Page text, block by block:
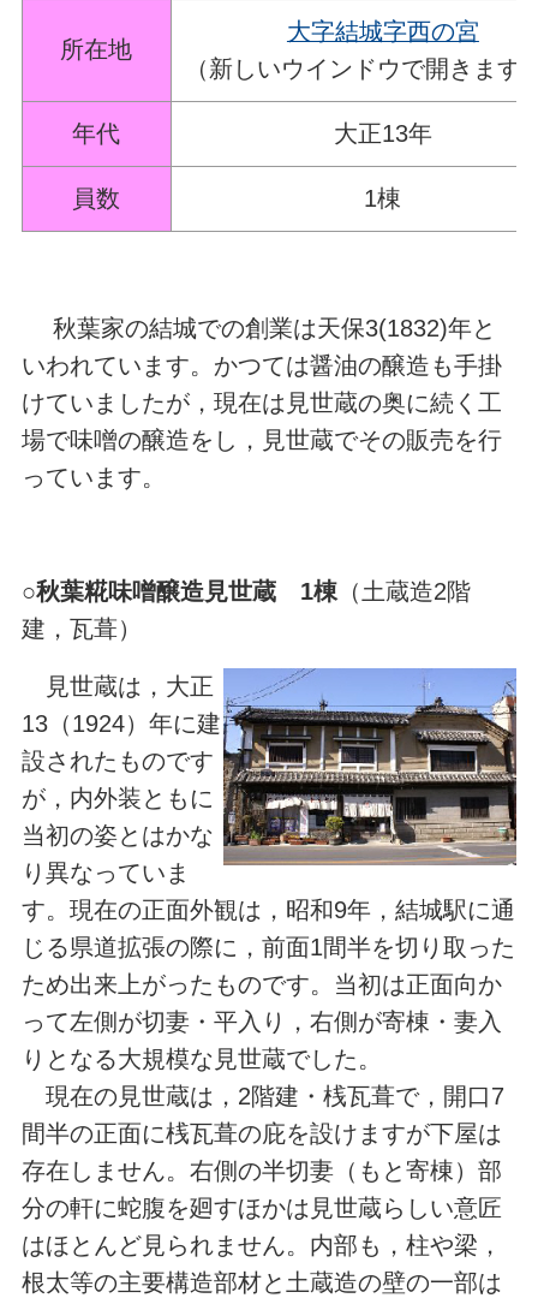
所在地
大字結城字西の宮
（新しいウインドウで開きます
年代 大正13年
員数 1棟
秋葉家の結城での創業は天保3(1832)年と
いわれています。かつては醤油の醸造も手掛
けていましたが，現在は見世蔵の奥に続く工
場で味噌の醸造をし，見世蔵でその販売を行
っています。
○秋葉糀味噌醸造見世蔵 1棟（土蔵造2階
建，瓦葺）
見世蔵は，大正
13（1924）年に建
設されたものです
が，内外装ともに
当初の姿とはかな
り異なっていま
す。現在の正面外観は，昭和9年，結城駅に通
じる県道拡張の際に，前面1間半を切り取った
ため出来上がったものです。当初は正面向か
って左側が切妻・平入り，右側が寄棟・妻入
りとなる大規模な見世蔵でした。
現在の見世蔵は，2階建・桟瓦葺で，開口7
間半の正面に桟瓦葺の庇を設けますが下屋は
存在しません。右側の半切妻（もと寄棟）部
分の軒に蛇腹を廻すほかは見世蔵らしい意匠
はほとんど見られません。内部も，柱や梁，
根太等の主要構造部材と土蔵造の壁の一部は